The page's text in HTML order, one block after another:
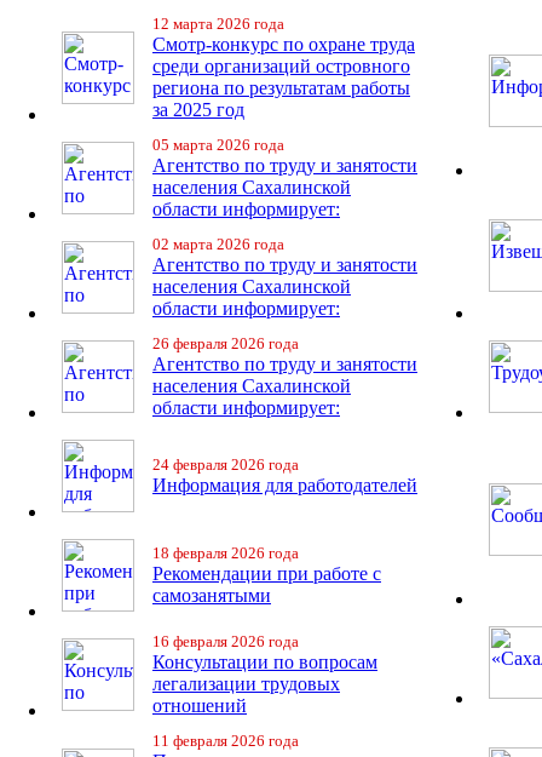
12 марта 2026 года
Смотр-конкурс по охране труда
среди организаций островного
региона по результатам работы
за 2025 год
05 марта 2026 года
Агентство по труду и занятости
населения Сахалинской
области информирует:
02 марта 2026 года
Агентство по труду и занятости
населения Сахалинской
области информирует:
26 февраля 2026 года
Агентство по труду и занятости
населения Сахалинской
области информирует:
24 февраля 2026 года
Информация для работодателей
18 февраля 2026 года
Рекомендации при работе с
самозанятыми
16 февраля 2026 года
Консультации по вопросам
легализации трудовых
отношений
11 февраля 2026 года